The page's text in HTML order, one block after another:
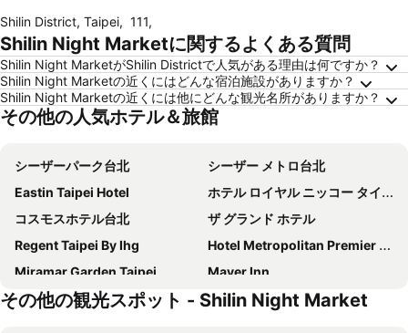
Shilin District, Taipei, 111,
Shilin Night Marketに関するよくある質問
Shilin Night MarketがShilin Districtで人気がある理由は何ですか？
Shilin Night Marketの近くにはどんな宿泊施設がありますか？
Shilin Night Marketの近くには他にどんな観光名所がありますか？
その他の人気ホテル＆旅館
シーザーパーク台北
シーザー メトロ台北
Eastin Taipei Hotel
ホテル ロイヤル ニッコー タイペイ (老爺大酒店)
コスモスホテル台北
ザ グランド ホテル
Regent Taipei By Ihg
Hotel Metropolitan Premier Taipei
Miramar Garden Taipei
Mayer Inn
ホテルサンルート台北
パレ・デ・シン (君品酒店)
その他の観光スポット - Shilin Night Market